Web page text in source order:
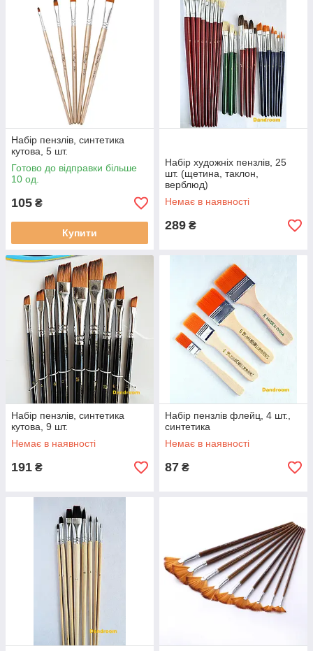
Набір пензлів, синтетика
кутова, 5 шт.
Готово до відправки більше
10 од.
105 ₴
Купити
Набір художніх пензлів, 25
шт. (щетина, таклон,
верблюд)
Немає в наявності
289 ₴
Набір пензлів, синтетика
кутова, 9 шт.
Немає в наявності
191 ₴
Набір пензлів флейц, 4 шт.,
синтетика
Немає в наявності
87 ₴